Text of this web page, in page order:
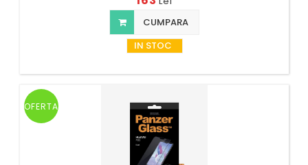
CUMPARA
IN STOC
OFERTA